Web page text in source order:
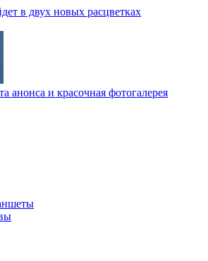
в двух новых расцветках
анонса и красочная фотогалерея